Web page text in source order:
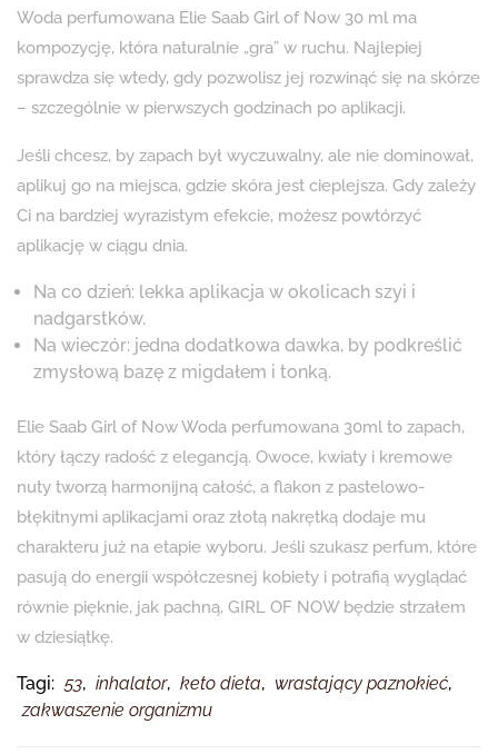
Woda perfumowana Elie Saab Girl of Now 30 ml ma
kompozycję, która naturalnie „gra” w ruchu. Najlepiej
sprawdza się wtedy, gdy pozwolisz jej rozwinąć się na skórze
– szczególnie w pierwszych godzinach po aplikacji.
Jeśli chcesz, by zapach był wyczuwalny, ale nie dominował,
aplikuj go na miejsca, gdzie skóra jest cieplejsza. Gdy zależy
Ci na bardziej wyrazistym efekcie, możesz powtórzyć
aplikację w ciągu dnia.
Na co dzień: lekka aplikacja w okolicach szyi i
nadgarstków.
Na wieczór: jedna dodatkowa dawka, by podkreślić
zmysłową bazę z migdałem i tonką.
Elie Saab Girl of Now Woda perfumowana 30ml to zapach,
który łączy radość z elegancją. Owoce, kwiaty i kremowe
nuty tworzą harmonijną całość, a flakon z pastelowo-
błękitnymi aplikacjami oraz złotą nakrętką dodaje mu
charakteru już na etapie wyboru. Jeśli szukasz perfum, które
pasują do energii współczesnej kobiety i potrafią wyglądać
równie pięknie, jak pachną, GIRL OF NOW będzie strzałem
w dziesiątkę.
Tagi: 53, inhalator, keto dieta, wrastający paznokieć,
zakwaszenie organizmu